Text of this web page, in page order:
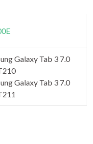
Galaxy Tab 3 7.0
Galaxy Tab 3 7.0